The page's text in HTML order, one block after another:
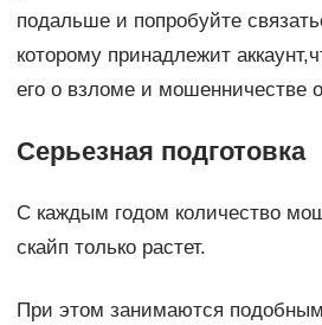
подальше и попробуйте
которому принадлежит
его о взломе и мошенничестве
Серьезная подготовка
C каждым годом количество
скайп только растет.
При этом занимаются